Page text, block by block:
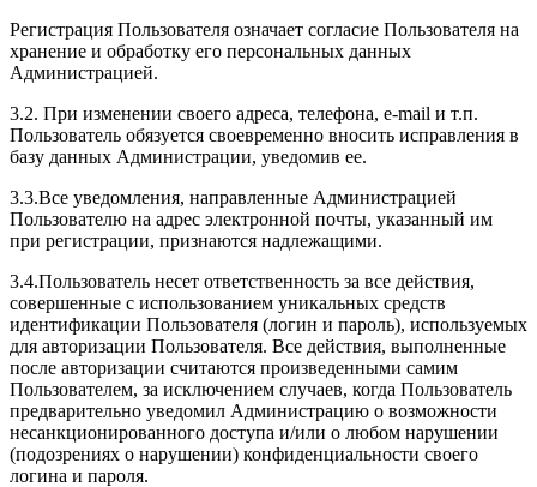
Регистрация Пользователя означает согласие Пользователя на
хранение и обработку его персональных данных
Администрацией.
3.2. При изменении своего адреса, телефона, e-mail и т.п.
Пользователь обязуется своевременно вносить исправления в
базу данных Администрации, уведомив ее.
3.3.Все уведомления, направленные Администрацией
Пользователю на адрес электронной почты, указанный им
при регистрации, признаются надлежащими.
3.4.Пользователь несет ответственность за все действия,
совершенные с использованием уникальных средств
идентификации Пользователя (логин и пароль), используемых
для авторизации Пользователя. Все действия, выполненные
после авторизации считаются произведенными самим
Пользователем, за исключением случаев, когда Пользователь
предварительно уведомил Администрацию о возможности
несанкционированного доступа и/или о любом нарушении
(подозрениях о нарушении) конфиденциальности своего
логина и пароля.